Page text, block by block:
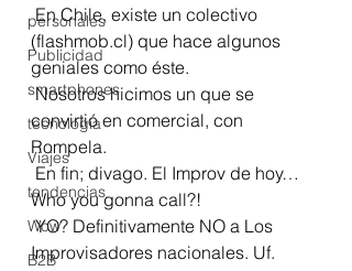
personales
Publicidad
smartphones
tecnología
Viajes
tendencias
Wow
B2B
En Chile, existe un colectivo
(flashmob.cl) que hace algunos
geniales como éste.
Nosotros hicimos un que se
convirtió en comercial, con
Rompela.
Who you gonna call?!
YO? Definitivamente NO a Los
Improvisadores nacionales. Uf.